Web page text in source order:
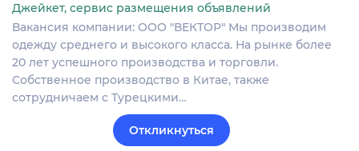
Джейкет, сервис размещения объявлений
Вакансия компании: ООО "ВЕКТОР" Мы производим
одежду среднего и высокого класса. На рынке более
20 лет успешного производства и торговли.
Собственное производство в Китае, также
сотрудничаем с Турецкими…
Откликнуться